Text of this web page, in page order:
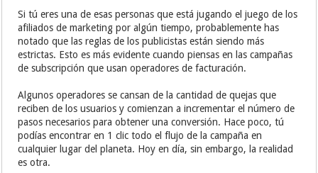
Si tú eres una de esas personas que está jugando el juego de los
afiliados de marketing por algún tiempo, probablemente has
notado que las reglas de los publicistas están siendo más
estrictas. Esto es más evidente cuando piensas en las campañas
de subscripción que usan operadores de facturación.
Algunos operadores se cansan de la cantidad de quejas que
reciben de los usuarios y comienzan a incrementar el número de
pasos necesarios para obtener una conversión. Hace poco, tú
podías encontrar en 1 clic todo el flujo de la campaña en
cualquier lugar del planeta. Hoy en día, sin embargo, la realidad
es otra.